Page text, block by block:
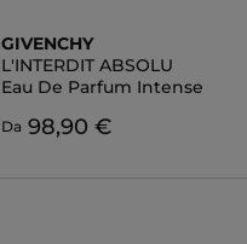
GIVENCHY
L'INTERDIT ABSOLU
Eau De Parfum Intense
Da 98,90 €